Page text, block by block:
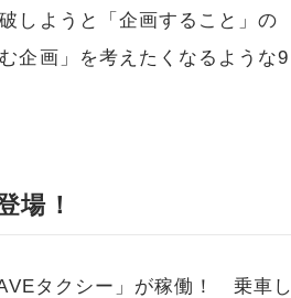
しようと「企画すること」の
企画」を考えたくなるような9
場！
タクシー」が稼働！ 乗車し